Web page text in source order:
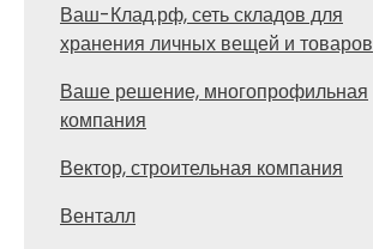
Ваш-Клад.рф, сеть складов для
хранения личных вещей и товаров
Ваше решение, многопрофильная
компания
Вектор, строительная компания
Венталл